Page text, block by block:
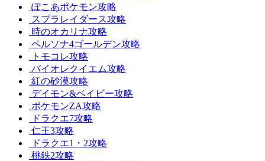
ぽこあポケモン攻略
スプラレイダース攻略
時のオカリナ攻略
ペルソナ4ゴールデン攻略
トモコレ攻略
バイオレクイエム攻略
紅の砂漠攻略
デイモン&ベイビー攻略
ポケモンZA攻略
ドラクエ7攻略
仁王3攻略
ドラクエ1・2攻略
桃鉄2攻略